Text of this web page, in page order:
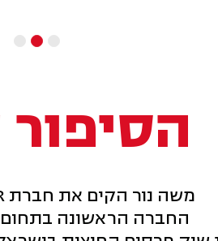
משה נור הקים את חברת NUR בשנת 1975,
החברה הראשונה בתחום